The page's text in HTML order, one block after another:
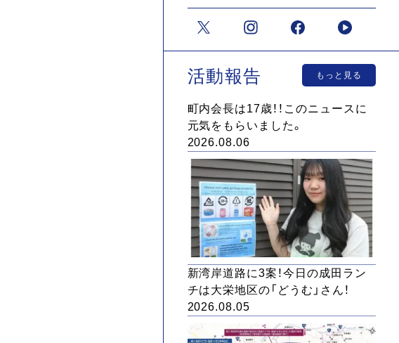
活動報告 もっと見る
町内会長は17歳！！このニュースに
元気をもらいました。
2026.08.06
新湾岸道路に3案！今日の成田ラン
チは大栄地区の「どうむ」さん！
2026.08.05